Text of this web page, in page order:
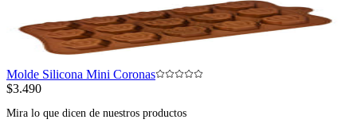
Molde Silicona Mini Coronas
$3.490
Mira lo que dicen de nuestros productos